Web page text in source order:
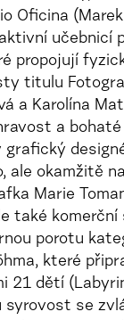
Oficina
učebnicí
propojují
titulu
a Karolína
a
ale okamžitě
Marie
také
porotu
které
21 dětí
se